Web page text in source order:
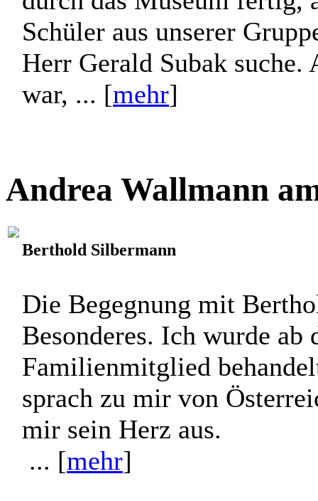
Schüler aus unserer
Herr Gerald Subak
war, ... [mehr]
Andrea Wallmann
Berthold Silbermann
Die Begegnung mit
Besonderes. Ich wurde
Familienmitglied
sprach zu mir von
mir sein Herz aus.
... [mehr]